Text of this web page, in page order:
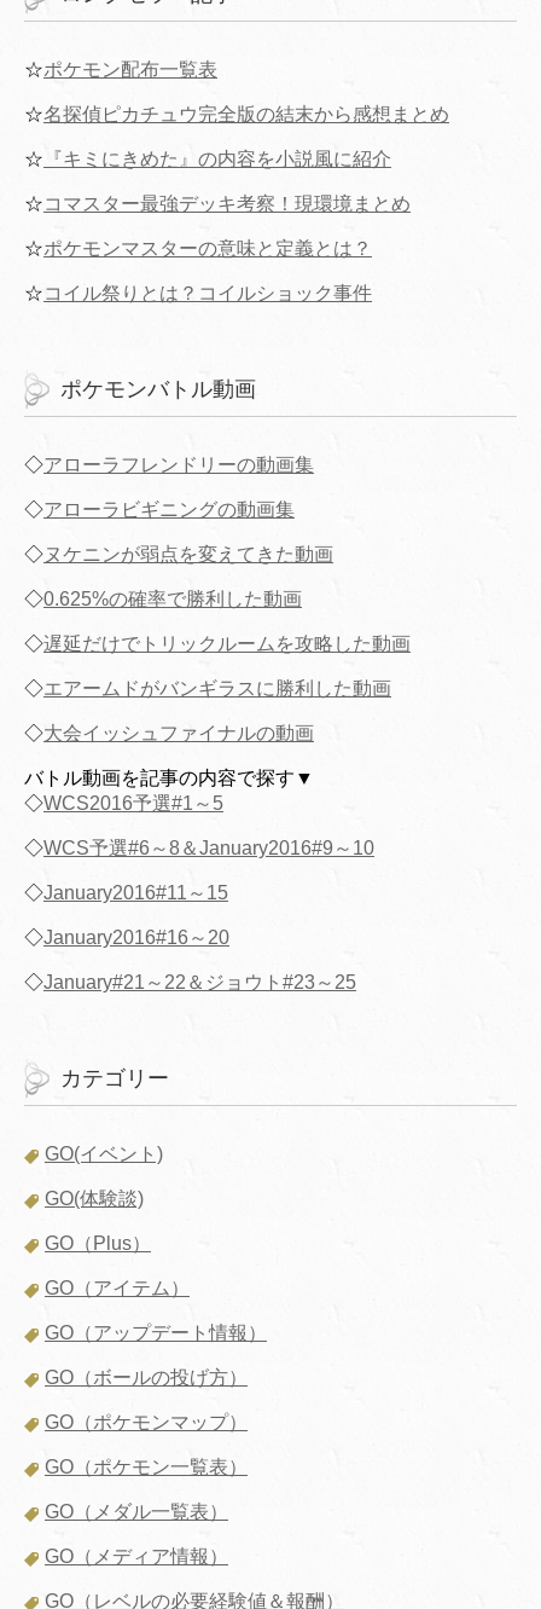
☆ポケモン配布一覧表
☆名探偵ピカチュウ完全版の結末から感想まとめ
☆ 『キミにきめた』の内容を小説風に紹介
☆コマスター最強デッキ考察！現環境まとめ
☆ポケモンマスターの意味と定義とは？
☆コイル祭りとは？コイルショック事件
ポケモンバトル動画
◇アローラフレンドリーの動画集
◇アローラビギニングの動画集
◇ヌケニンが弱点を変えてきた動画
◇0.625%の確率で勝利した動画
◇遅延だけでトリックルームを攻略した動画
◇エアームドがバンギラスに勝利した動画
◇大会イッシュファイナルの動画
バトル動画を記事の内容で探す▼
◇WCS2016予選#1～5
◇WCS予選#6～8＆January2016#9～10
◇January2016#11～15
◇January2016#16～20
◇January#21～22＆ジョウト#23～25
カテゴリー
GO(イベント)
GO(体験談)
GO（Plus）
GO（アイテム）
GO（アップデート情報）
GO（ボールの投げ方）
GO（ポケモンマップ）
GO（ポケモン一覧表）
GO（メダル一覧表）
GO（メディア情報）
GO（レベルの必要経験値＆報酬）